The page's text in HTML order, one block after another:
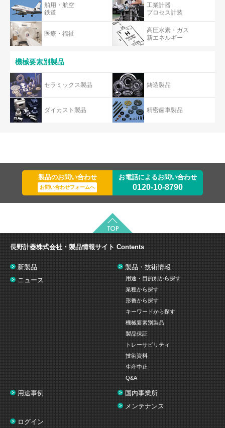
舶用・航空
鉄道
工業計器
プロセス計装
医療・福祉
高圧水素・ガス
新エネルギー
機械要素別製品
セラミックス製品 鋳造製品
ダイカスト製品 精密歯車製品
製品のお問い合わせ
お問い合わせフォームへ
お電話によるお問い合わせ
0120-10-8790
長野計器株式会社・製品情報サイト Contents
新製品
ニュース
製品・技術情報
用途・目的別から探す
業種から探す
形番から探す
キーワードから探す
機械要素別製品
製品保証
トレーサビリティ
技術資料
生産中止
Q&A
用途事例
国内事業所
メンテナンス
ログイン